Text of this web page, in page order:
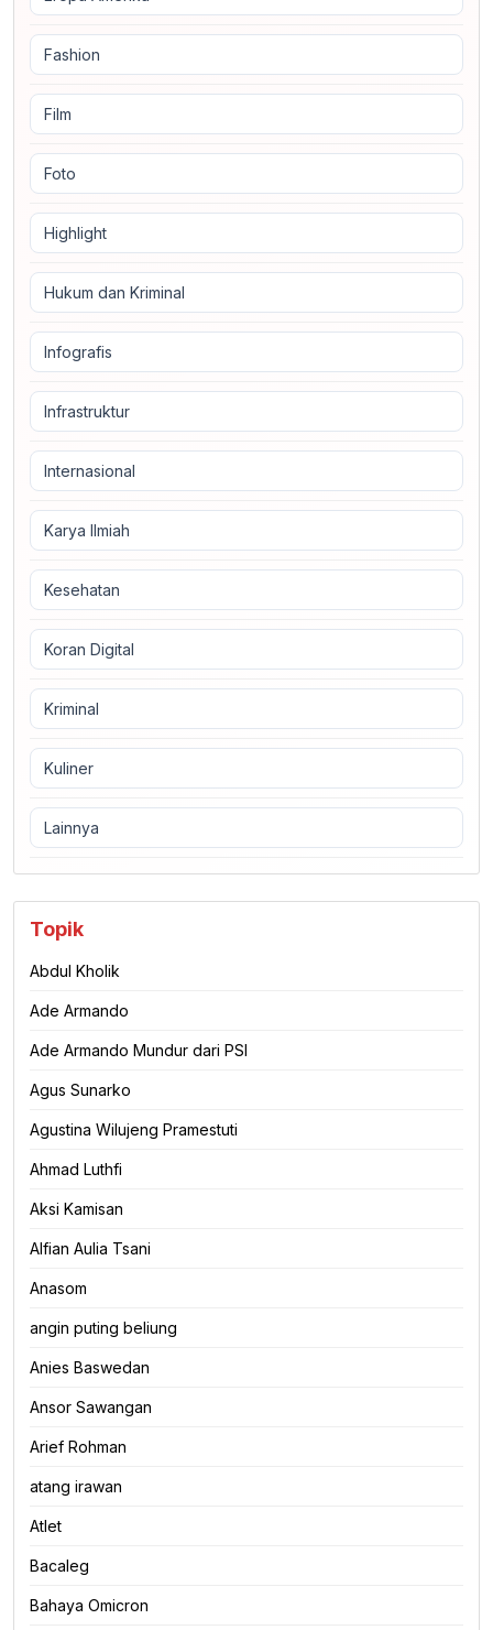
Fashion
Film
Foto
Highlight
Hukum dan Kriminal
Infografis
Infrastruktur
Internasional
Karya Ilmiah
Kesehatan
Koran Digital
Kriminal
Kuliner
Lainnya
Topik
Abdul Kholik
Ade Armando
Ade Armando Mundur dari PSI
Agus Sunarko
Agustina Wilujeng Pramestuti
Ahmad Luthfi
Aksi Kamisan
Alfian Aulia Tsani
Anasom
angin puting beliung
Anies Baswedan
Ansor Sawangan
Arief Rohman
atang irawan
Atlet
Bacaleg
Bahaya Omicron